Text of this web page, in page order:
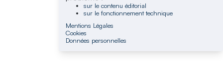
sur le contenu éditorial
sur le fonctionnement technique
Mentions Légales
Cookies
Données personnelles